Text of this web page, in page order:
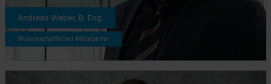
Andreas Weber, B. Eng.
Wissenschaftlicher Mitarbeiter